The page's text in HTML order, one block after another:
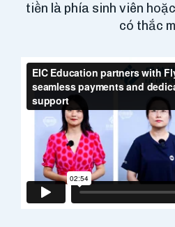
tiền là phía sinh viên
có thắc